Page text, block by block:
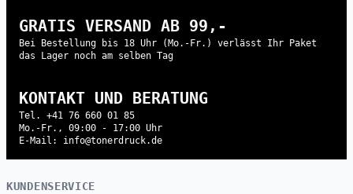
GRATIS VERSAND AB 99,-
Bei Bestellung bis 18 Uhr (Mo.-Fr.) verlässt Ihr Paket
das Lager noch am selben Tag
KONTAKT UND BERATUNG
Tel. +41 76 660 01 85
Mo.-Fr., 09:00 - 17:00 Uhr
E-Mail: info@tonerdruck.de
KUNDENSERVICE